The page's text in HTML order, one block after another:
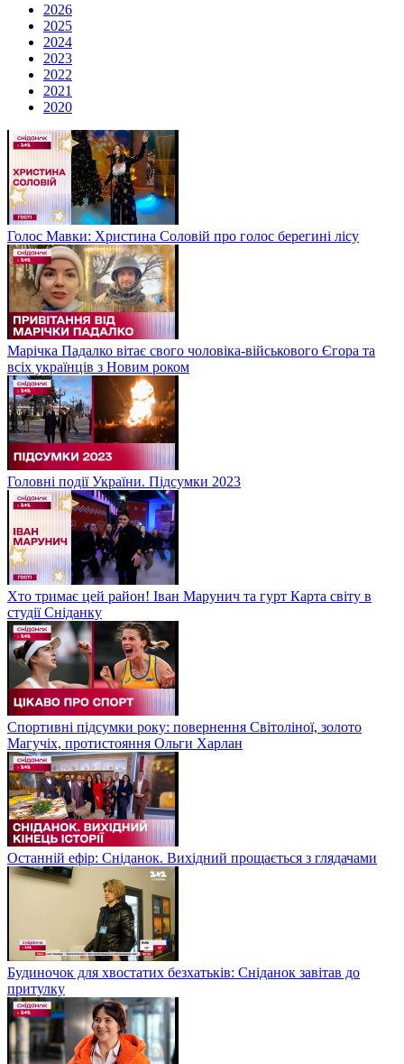
2026
2025
2024
2023
2022
2021
2020
Голос Мавки: Христина Соловій про голос берегині лісу
Марічка Падалко вітає свого чоловіка-військового Єгора та
всіх українців з Новим роком
Головні події України. Підсумки 2023
Хто тримає цей район! Іван Марунич та гурт Карта світу в
студії Сніданку
Спортивні підсумки року: повернення Світоліної, золото
Магучіх, протистояння Ольги Харлан
Останній ефір: Сніданок. Вихідний прощається з глядачами
Будиночок для хвостатих безхатьків: Сніданок завітав до
притулку